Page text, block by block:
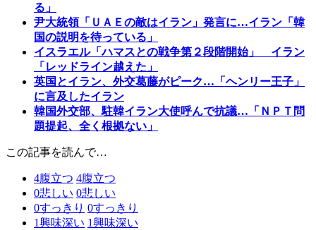
る」
尹大統領「ＵＡＥの敵はイラン」発言に…イラン「韓
国の説明を待っている」
イスラエル「ハマスとの戦争第２段階開始」 イラン
「レッドライン越えた」
英国とイラン、外交葛藤がピーク…「ヘンリー王子」
に言及したイラン
韓国外交部、駐韓イラン大使呼んで抗議…「ＮＰＴ問
題提起、全く根拠ない」
この記事を読んで…
4腹立つ 4腹立つ
0悲しい 0悲しい
0すっきり 0すっきり
1興味深い 1興味深い